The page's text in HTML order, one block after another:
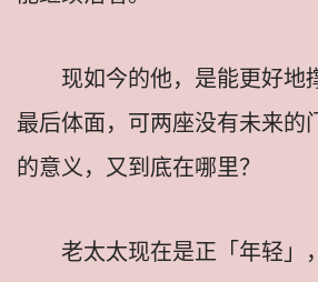
现如今的他，是能更好地
最后体面，可两座没有未来的
的意义，又到底在哪里？
老太太现在是正「年轻」